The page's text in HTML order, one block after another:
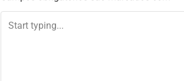
n
a